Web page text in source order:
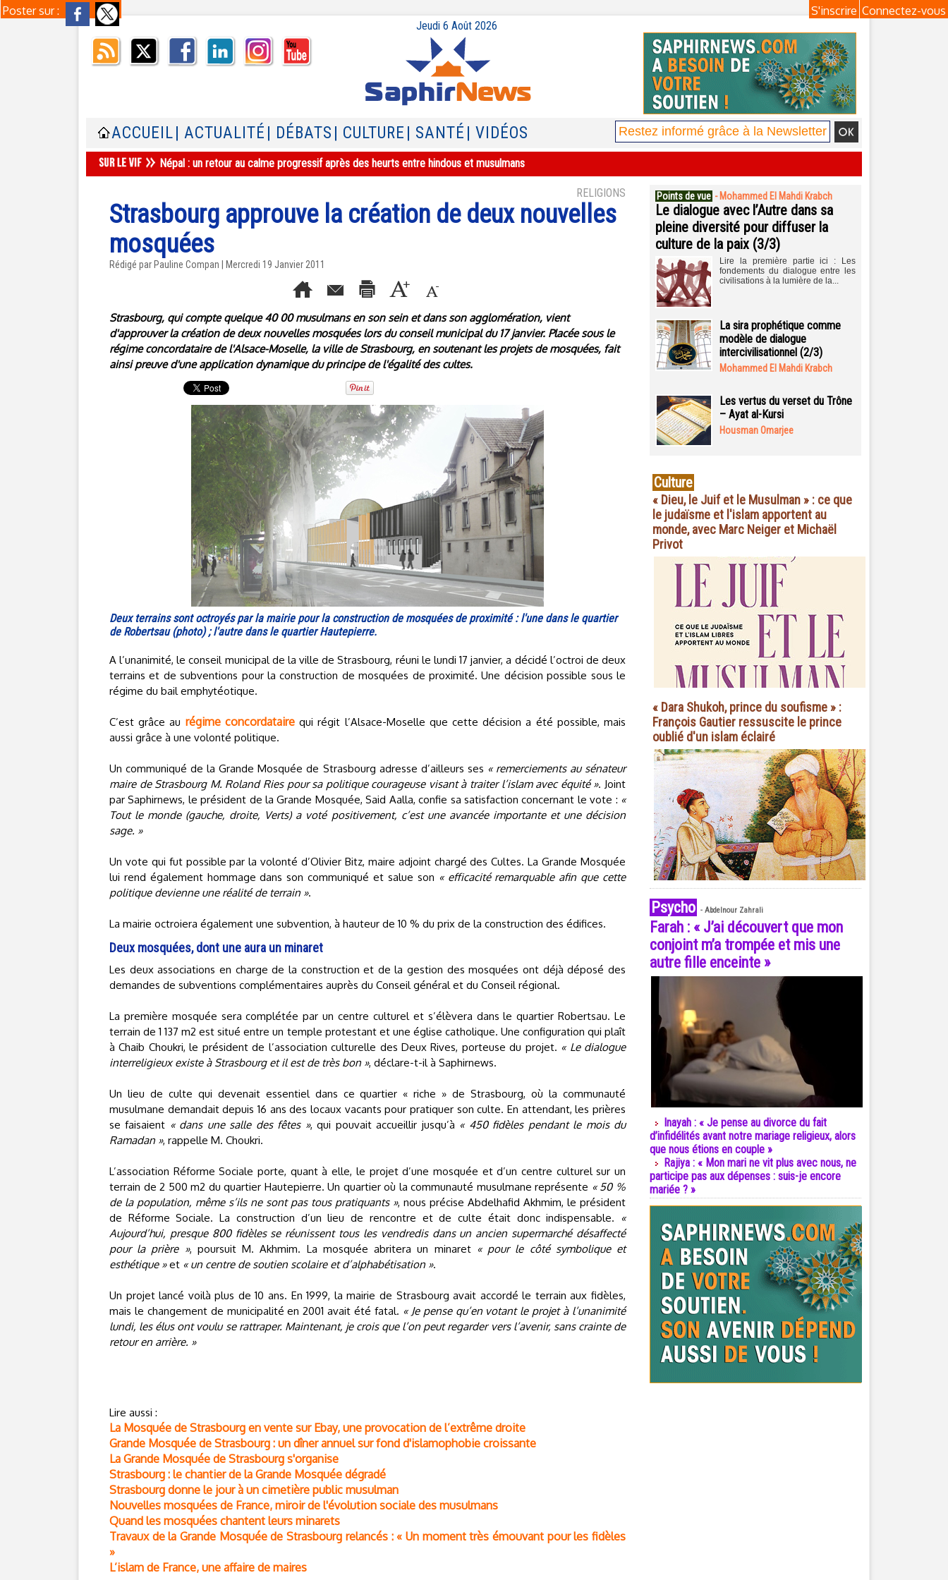
Poster sur : Connectez-vous
S'inscrire
Jeudi 6 Août 2026
ACCUEIL | ACTUALITÉ | DÉBATS | CULTURE | SANTÉ | VIDÉOS
Népal : un retour au calme progressif après des heurts entre hindous et musulmans
RELIGIONS
Strasbourg approuve la création de deux nouvelles
mosquées
Rédigé par Pauline Compan | Mercredi 19 Janvier 2011
Strasbourg, qui compte quelque 40 00 musulmans en son sein et dans son agglomération, vient
d'approuver la création de deux nouvelles mosquées lors du conseil municipal du 17 janvier. Placée sous le
régime concordataire de l'Alsace-Moselle, la ville de Strasbourg, en soutenant les projets de mosquées, fait
ainsi preuve d'une application dynamique du principe de l'égalité des cultes.
Deux terrains sont octroyés par la mairie pour la construction de mosquées de proximité : l'une dans le quartier
de Robertsau (photo) ; l'autre dans le quartier Hautepierre.
A l’unanimité, le conseil municipal de la ville de Strasbourg, réuni le lundi 17 janvier, a décidé l’octroi de deux
terrains et de subventions pour la construction de mosquées de proximité. Une décision possible sous le
régime du bail emphytéotique.
C’est grâce au régime concordatairequi régit l’Alsace-Moselle que cette décision a été possible, mais
aussi grâce à une volonté politique.
Un communiqué de la Grande Mosquée de Strasbourg adresse d’ailleurs ses « remerciements au sénateur
maire de Strasbourg M. Roland Ries pour sa politique courageuse visant à traiter l’islam avec équité ». Joint
par Saphirnews, le président de la Grande Mosquée, Said Aalla, confie sa satisfaction concernant le vote : «
Tout le monde (gauche, droite, Verts) a voté positivement, c’est une avancée importante et une décision
sage. »
Un vote qui fut possible par la volonté d’Olivier Bitz, maire adjoint chargé des Cultes. La Grande Mosquée
lui rend également hommage dans son communiqué et salue son « efficacité remarquable afin que cette
politique devienne une réalité de terrain ».
La mairie octroiera également une subvention, à hauteur de 10 % du prix de la construction des édifices.
Deux mosquées, dont une aura un minaret
Les deux associations en charge de la construction et de la gestion des mosquées ont déjà déposé des
demandes de subventions complémentaires auprès du Conseil général et du Conseil régional.
La première mosquée sera complétée par un centre culturel et s’élèvera dans le quartier Robertsau. Le
terrain de 1 137 m2 est situé entre un temple protestant et une église catholique. Une configuration qui plaît
à Chaib Choukri, le président de l’association culturelle des Deux Rives, porteuse du projet. « Le dialogue
interreligieux existe à Strasbourg et il est de très bon », déclare-t-il à Saphirnews.
Un lieu de culte qui devenait essentiel dans ce quartier « riche » de Strasbourg, où la communauté
musulmane demandait depuis 16 ans des locaux vacants pour pratiquer son culte. En attendant, les prières
se faisaient « dans une salle des fêtes », qui pouvait accueillir jusqu’à « 450 fidèles pendant le mois du
Ramadan », rappelle M. Choukri.
L’association Réforme Sociale porte, quant à elle, le projet d’une mosquée et d’un centre culturel sur un
terrain de 2 500 m2 du quartier Hautepierre. Un quartier où la communauté musulmane représente « 50 %
de la population, même s’ils ne sont pas tous pratiquants », nous précise Abdelhafid Akhmim, le président
de Réforme Sociale. La construction d’un lieu de rencontre et de culte était donc indispensable.
«
Aujourd’hui, presque 800 fidèles se réunissent tous les vendredis dans un ancien supermarché désaffecté
pour la prière », poursuit M. Akhmim. La mosquée abritera un minaret « pour le côté symbolique et
esthétique »et « un centre de soutien scolaire et d’alphabétisation ».
Un projet lancé voilà plus de 10 ans. En 1999, la mairie de Strasbourg avait accordé le terrain aux fidèles,
mais le changement de municipalité en 2001 avait été fatal. « Je pense qu’en votant le projet à l’unanimité
lundi, les élus ont voulu se rattraper. Maintenant, je crois que l’on peut regarder vers l’avenir, sans crainte de
retour en arrière. »
Lire aussi :
La Mosquée de Strasbourg en vente sur Ebay, une provocation de l’extrême droite
Grande Mosquée de Strasbourg : un dîner annuel sur fond d'islamophobie croissante
La Grande Mosquée de Strasbourg s'organise
Strasbourg : le chantier de la Grande Mosquée dégradé
Strasbourg donne le jour à un cimetière public musulman
Nouvelles mosquées de France, miroir de l'évolution sociale des musulmans
Quand les mosquées chantent leurs minarets
Travaux de la Grande Mosquée de Strasbourg relancés : « Un moment très émouvant pour les fidèles
»
L’islam de France, une affaire de maires
Points de vue - Mohammed El Mahdi Krabch
Le dialogue avec l’Autre dans sa
pleine diversité pour diffuser la
culture de la paix (3/3)
Lire la première partie ici : Les
fondements du dialogue entre les
civilisations à la lumière de la...
La sira prophétique comme
modèle de dialogue
intercivilisationnel (2/3)
Mohammed El Mahdi Krabch
Les vertus du verset du Trône
– Ayat al-Kursi
Housman Omarjee
Culture
« Dieu, le Juif et le Musulman » : ce que
le judaïsme et l'islam apportent au
monde, avec Marc Neiger et Michaël
Privot
« Dara Shukoh, prince du soufisme » :
François Gautier ressuscite le prince
oublié d'un islam éclairé
Psycho - Abdelnour Zahrali
Farah : « J’ai découvert que mon
conjoint m’a trompée et mis une
autre fille enceinte »
Inayah : « Je pense au divorce du fait
d’infidélités avant notre mariage religieux, alors
que nous étions en couple »
Rajiya : « Mon mari ne vit plus avec nous, ne
participe pas aux dépenses : suis-je encore
mariée ? »